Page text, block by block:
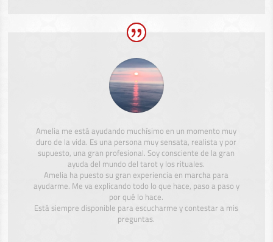
Amelia me está ayudando muchísimo en un momento muy
duro de la vida. Es una persona muy sensata, realista y por
supuesto, una gran profesional. Soy consciente de la gran
ayuda del mundo del tarot y los rituales.
Amelia ha puesto su gran experiencia en marcha para
ayudarme. Me va explicando todo lo que hace, paso a paso y
por qué lo hace.
Está siempre disponible para escucharme y contestar a mis
preguntas.